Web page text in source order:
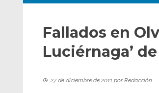
Fallados en
Luciérnaga’
27 de diciembre de 2011 porRedacción